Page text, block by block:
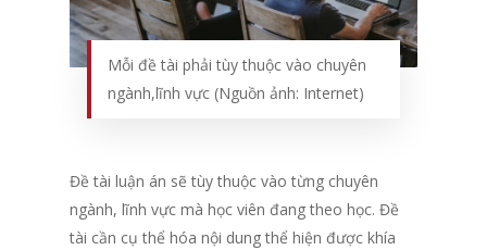
Mỗi đề tài phải tùy thuộc vào chuyên
ngành,lĩnh vực (Nguồn ảnh: Internet)
Đề tài luận án sẽ tùy thuộc vào từng chuyên
ngành, lĩnh vực mà học viên đang theo học. Đề
tài cần cụ thể hóa nội dung thể hiện được khía